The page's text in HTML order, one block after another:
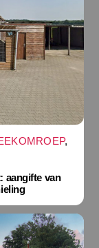
,
aangifte van